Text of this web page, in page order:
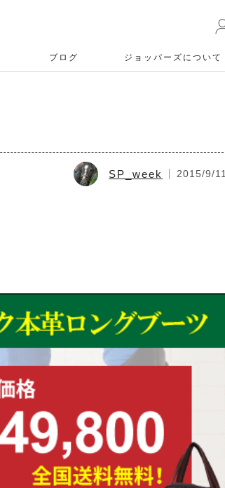
ブログ ジョッパーズについて
SP_week 2015/9/11